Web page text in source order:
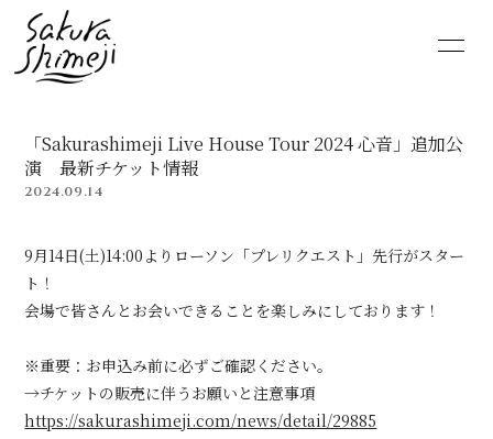
SCHEDULE
NOTE
CONTACT
「Sakurashimeji Live House Tour 2024 心音」追加公
演 最新チケット情報
2024.09.14
9月14日(土)14:00よりローソン「プレリクエスト」先行がスター
ト！
会場で皆さんとお会いできることを楽しみにしております！
※重要：お申込み前に必ずご確認ください。
→チケットの販売に伴うお願いと注意事項
https://sakurashimeji.com/news/detail/29885